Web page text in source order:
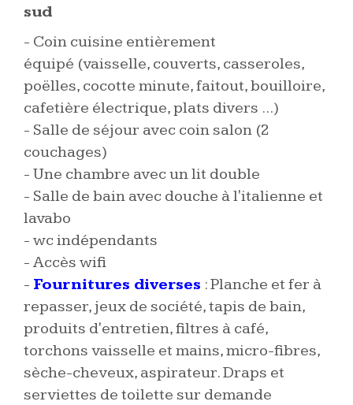
sud
- Coin cuisine entièrement
équipé (vaisselle, couverts, casseroles,
poëlles, cocotte minute, faitout, bouilloire,
cafetière électrique, plats divers ...)
- Salle de séjour avec coin salon (2
couchages)
- Une chambre avec un lit double
- Salle de bain avec douche à l'italienne et
lavabo
- wc indépendants
- Accès wifi
- Fournitures diverses : Planche et fer à
repasser, jeux de société, tapis de bain,
produits d'entretien, filtres à café,
torchons vaisselle et mains, micro-fibres,
sèche-cheveux, aspirateur. Draps et
serviettes de toilette sur demande